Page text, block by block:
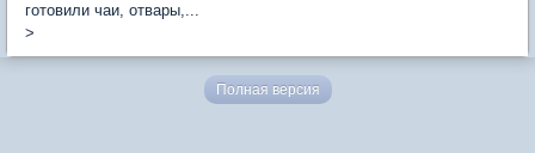
готовили чаи, отвары,...
>
Полная версия